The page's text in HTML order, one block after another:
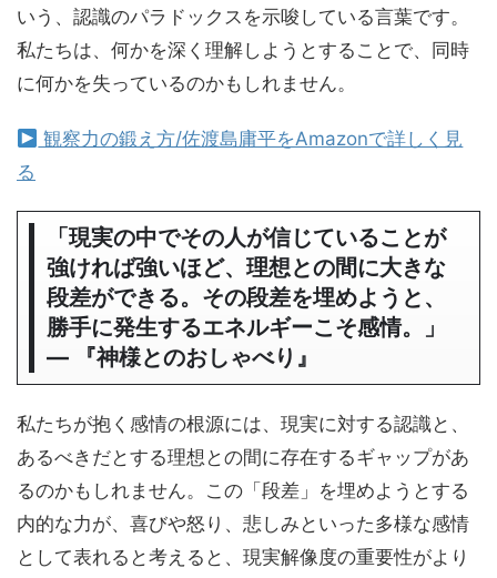
いう、認識のパラドックスを示唆している言葉です。
私たちは、何かを深く理解しようとすることで、同時
に何かを失っているのかもしれません。
観察力の鍛え方/佐渡島庸平をAmazonで詳しく見
る
「現実の中でその人が信じていることが
強ければ強いほど、理想との間に大きな
段差ができる。その段差を埋めようと、
勝手に発生するエネルギーこそ感情。」
― 『神様とのおしゃべり』
私たちが抱く感情の根源には、現実に対する認識と、
あるべきだとする理想との間に存在するギャップがあ
るのかもしれません。この「段差」を埋めようとする
内的な力が、喜びや怒り、悲しみといった多様な感情
として表れると考えると、現実解像度の重要性がより